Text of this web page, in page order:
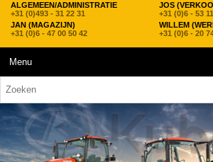
ALGEMEEN/ADMINISTRATIE
+31 (0)493 - 31 22 31
JOS
+31 (0)6 - 53
JAN (MAGAZIJN)
+31 (0)6 - 47 00 50 42
WILLEM
+31 (0)6 - 20
Menu